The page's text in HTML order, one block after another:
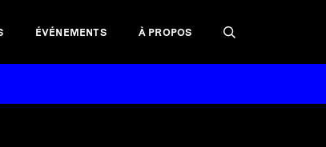
ÉVÉNEMENTS À PROPOS